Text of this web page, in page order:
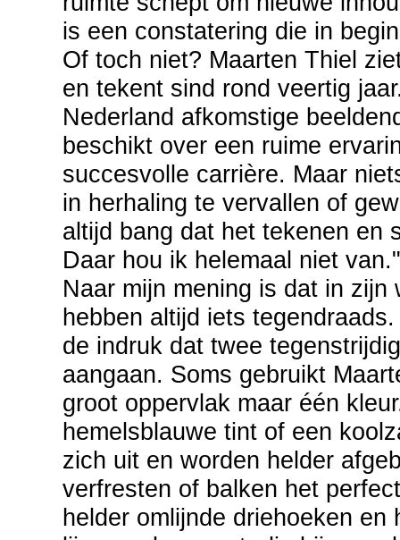
is een constatering die in
Of toch niet? Maarten Thiel
en tekent sind rond veertig
Nederland afkomstige
beschikt over een ruime
succesvolle carrière. Maar
in herhaling te vervallen of
altijd bang dat het tekenen en
Daar hou ik helemaal niet
Naar mijn mening is dat in
hebben altijd iets
de indruk dat twee
aangaan. Soms gebruikt
groot oppervlak maar één
hemelsblauwe tint of een
zich uit en worden helder
verfresten of balken het
helder omlijnde driehoeken